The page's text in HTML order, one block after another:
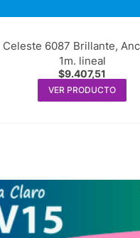
6087 Brillante,
1m. lineal
$9.407,51
VER PRODUCTO